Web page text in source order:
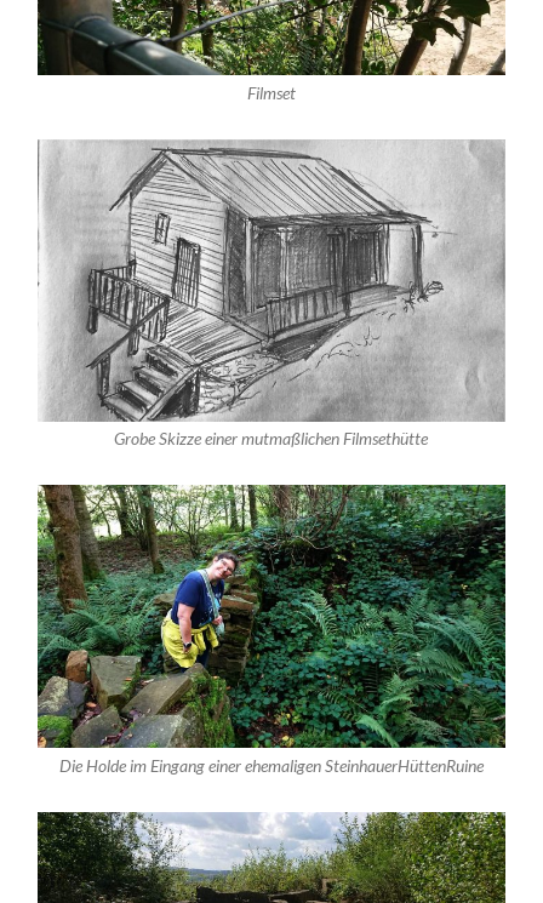
Filmset
Grobe Skizze einer mutmaßlichen Filmsethütte
Die Holde im Eingang einer ehemaligen SteinhauerHüttenRuine